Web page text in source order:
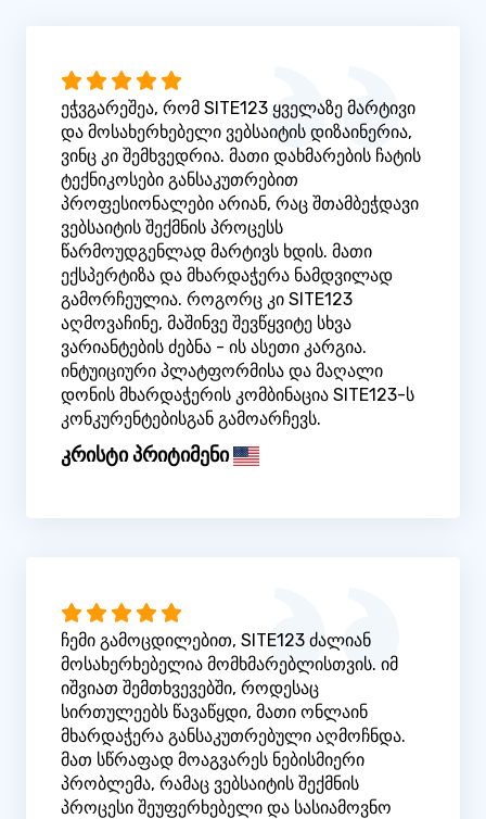
ეჭვგარეშეა, რომ SITE123 ყველაზე მარტივი
და მოსახერხებელი ვებსაიტის დიზაინერია,
ვინც კი შემხვედრია. მათი დახმარების ჩატის
ტექნიკოსები განსაკუთრებით
პროფესიონალები არიან, რაც შთამბეჭდავი
ვებსაიტის შექმნის პროცესს
წარმოუდგენლად მარტივს ხდის. მათი
ექსპერტიზა და მხარდაჭერა ნამდვილად
გამორჩეულია. როგორც კი SITE123
აღმოვაჩინე, მაშინვე შევწყვიტე სხვა
ვარიანტების ძებნა - ის ასეთი კარგია.
ინტუიციური პლატფორმისა და მაღალი
დონის მხარდაჭერის კომბინაცია SITE123-ს
კონკურენტებისგან გამოარჩევს.
კრისტი პრიტიმენი
ჩემი გამოცდილებით, SITE123 ძალიან
მოსახერხებელია მომხმარებლისთვის. იმ
იშვიათ შემთხვევებში, როდესაც
სირთულეებს წავაწყდი, მათი ონლაინ
მხარდაჭერა განსაკუთრებული აღმოჩნდა.
მათ სწრაფად მოაგვარეს ნებისმიერი
პრობლემა, რამაც ვებსაიტის შექმნის
პროცესი შეუფერხებელი და სასიამოვნო